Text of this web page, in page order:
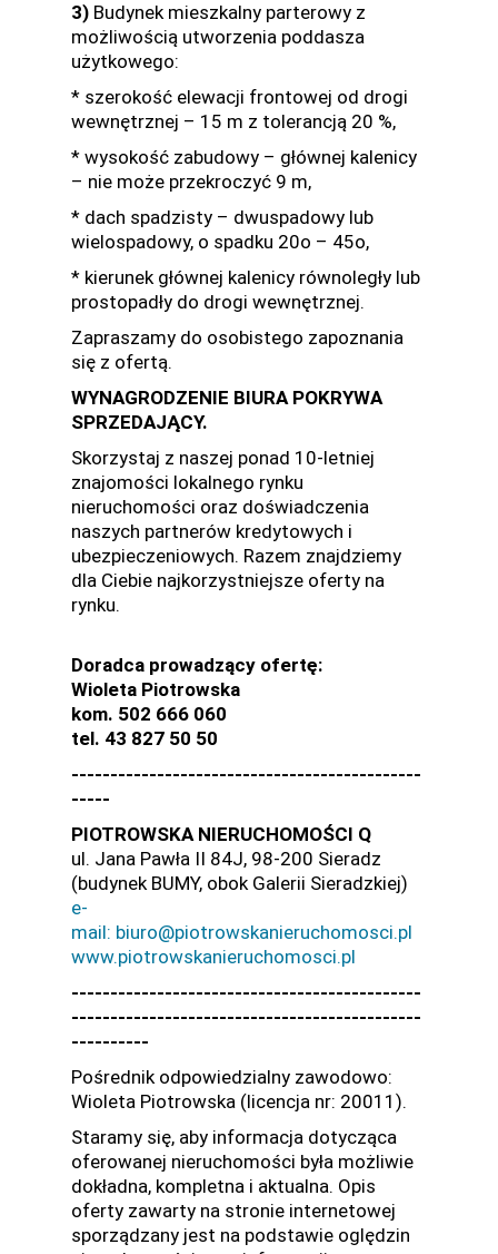
3) Budynek mieszkalny parterowy z
możliwością utworzenia poddasza
użytkowego:
* szerokość elewacji frontowej od drogi
wewnętrznej – 15 m z tolerancją 20 %,
* wysokość zabudowy – głównej kalenicy
– nie może przekroczyć 9 m,
* dach spadzisty – dwuspadowy lub
wielospadowy, o spadku 20o – 45o,
* kierunek głównej kalenicy równoległy lub
prostopadły do drogi wewnętrznej.
Zapraszamy do osobistego zapoznania
się z ofertą.
WYNAGRODZENIE BIURA POKRYWA
SPRZEDAJĄCY.
Skorzystaj z naszej ponad 10-letniej
znajomości lokalnego rynku
nieruchomości oraz doświadczenia
naszych partnerów kredytowych i
ubezpieczeniowych. Razem znajdziemy
dla Ciebie najkorzystniejsze oferty na
rynku.
Doradca prowadzący ofertę:
Wioleta Piotrowska
kom. 502 666 060
tel. 43 827 50 50
---------------------------------------------
-----
PIOTROWSKA NIERUCHOMOŚCI Q
ul. Jana Pawła II 84J, 98-200 Sieradz
(budynek BUMY, obok Galerii Sieradzkiej)
e-
mail: biuro@piotrowskanieruchomosci.pl
www.piotrowskanieruchomosci.pl
---------------------------------------------
---------------------------------------------
----------
Pośrednik odpowiedzialny zawodowo:
Wioleta Piotrowska (licencja nr: 20011).
Staramy się, aby informacja dotycząca
oferowanej nieruchomości była możliwie
dokładna, kompletna i aktualna. Opis
oferty zawarty na stronie internetowej
sporządzany jest na podstawie oględzin